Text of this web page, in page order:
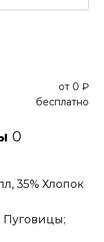
от 0 ₽
бесплатно
0
35% Хлопок
Пуговицы;